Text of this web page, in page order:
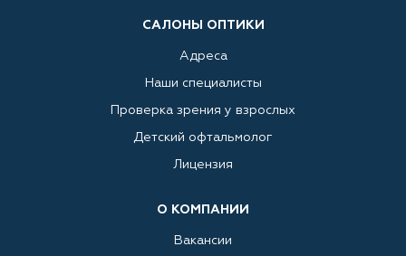
САЛОНЫ ОПТИКИ
Адреса
Наши специалисты
Проверка зрения у взрослых
Детский офтальмолог
Лицензия
О КОМПАНИИ
Вакансии